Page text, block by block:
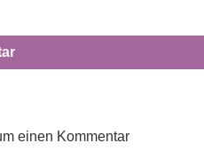
einen Kommentar